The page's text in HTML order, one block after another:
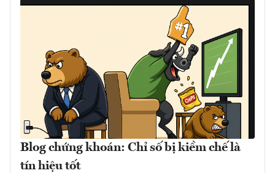
Blog chứng khoán: Chỉ số bị kiềm chế là
tín hiệu tốt